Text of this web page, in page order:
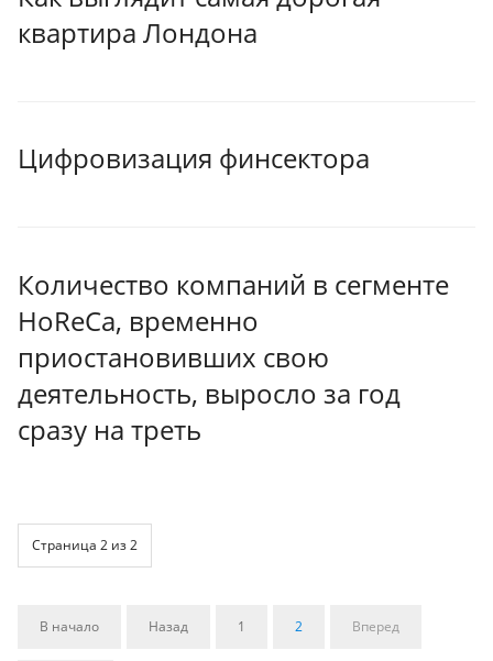
квартира Лондона
Цифровизация финсектора
Количество компаний в сегменте
HoReCa, временно
приостановивших свою
деятельность, выросло за год
сразу на треть
Страница 2 из 2
В начало Назад 1 2 Вперед